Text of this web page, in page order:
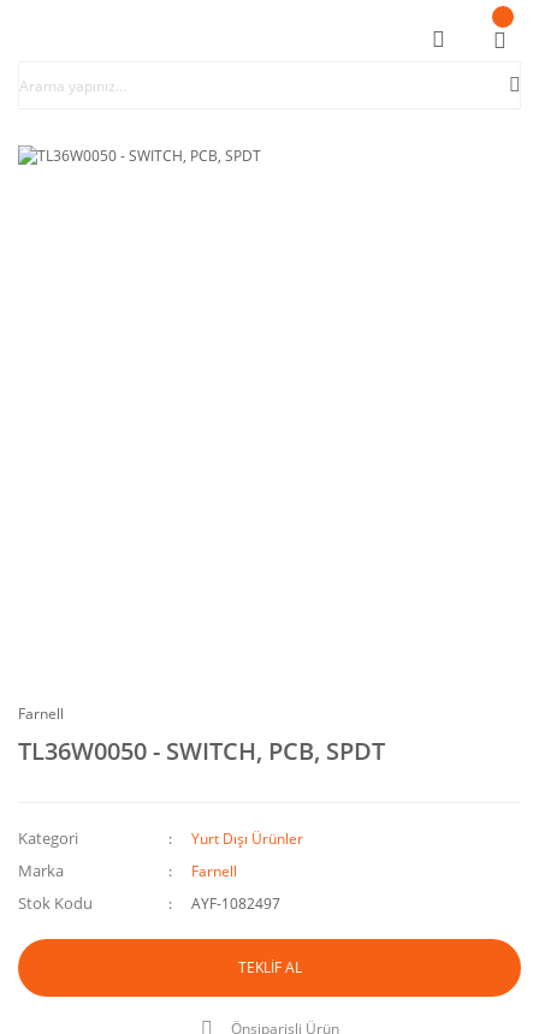
Farnell
TL36W0050 - SWITCH, PCB, SPDT
Kategori Yurt Dışı Ürünler
Marka Farnell
Stok Kodu AYF-1082497
TEKLİF AL
Önsiparişli Ürün